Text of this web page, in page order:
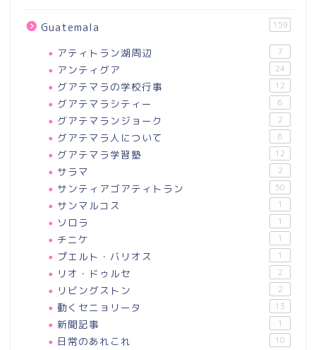
Guatemala 159
アティトラン湖周辺 7
アンティグア 24
グアテマラの学校行事 12
グアテマラシティー 6
グアテマランジョーク 2
グアテマラ人について 6
グアテマラ学習塾 12
サラマ 2
サンティアゴアティトラン 50
サンマルコス 1
ソロラ 1
チニケ 1
プエルト・バリオス 1
リオ・ドゥルセ 2
リビングストン 2
動くセニョリータ 13
新聞記事 1
日常のあれこれ 10